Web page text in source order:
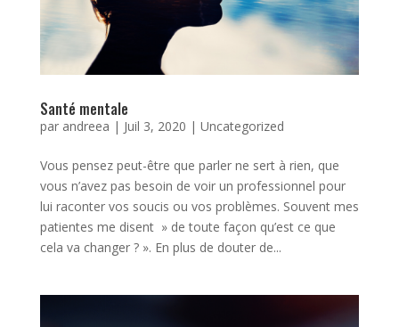
Santé mentale
par andreea | Juil 3, 2020 | Uncategorized
Vous pensez peut-être que parler ne sert à rien, que
vous n’avez pas besoin de voir un professionnel pour
lui raconter vos soucis ou vos problèmes. Souvent mes
patientes me disent » de toute façon qu’est ce que
cela va changer ? ». En plus de douter de...